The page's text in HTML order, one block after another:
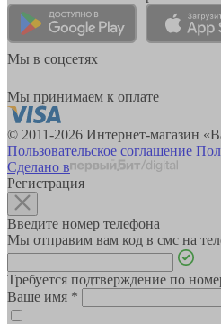
Мы в соцсетях
Мы принимаем к оплате
© 2011-2026 Интернет-магазин
Пользовательское соглашение
Сделано в
Регистрация
Введите номер телефона
Мы отправим вам код в смс на
Требуется подтверждение по
Ваше имя *